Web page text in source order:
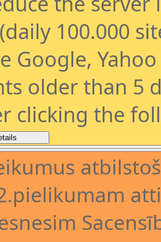
100.000
Google,
older than 5
clicking the